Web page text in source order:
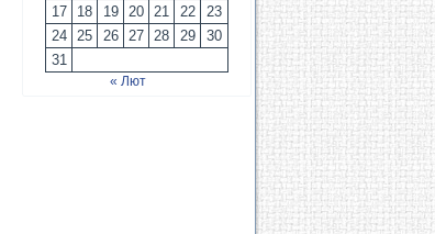
17
18 19 20 21 22
23
24
25 26 27 28 29
30
31
« Лют